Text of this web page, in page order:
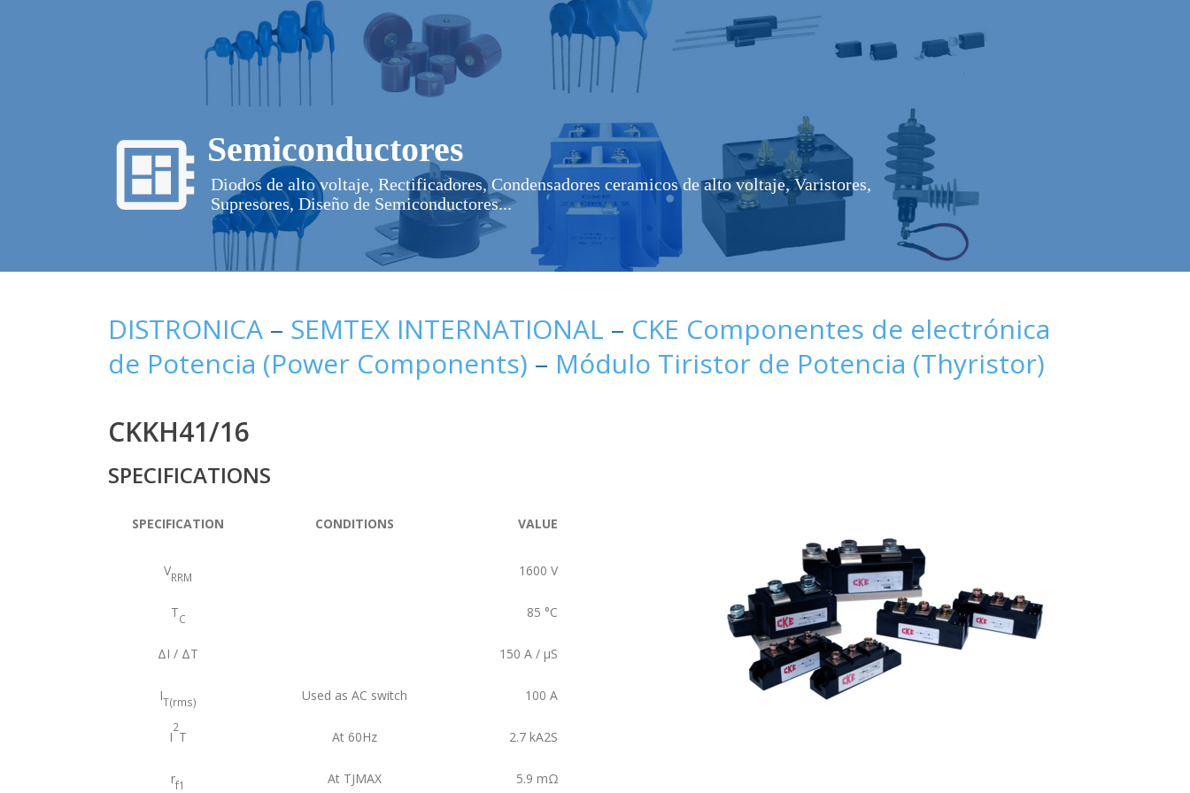
Semiconductores
Diodos de alto voltaje, Rectificadores, Condensadores ceramicos de alto voltaje, Varistores,
Supresores, Diseño de Semiconductores...
DISTRONICA – SEMTEX INTERNATIONAL – CKE Componentes de electrónica
de Potencia (Power Components) – Módulo Tiristor de Potencia (Thyristor)
CKKH41/16
SPECIFICATIONS
SPECIFICATION CONDITIONS VALUE
VRRM 1600 V
TC 85 °C
ΔI / ΔT 150 A / µS
IT(rms) Used as AC switch 100 A
I
2
T At 60Hz 2.7 kA2S
rf1 At TJMAX 5.9 mΩ